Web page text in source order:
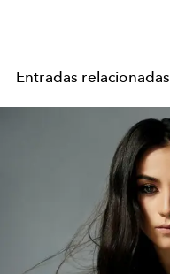
Entradas relacionadas